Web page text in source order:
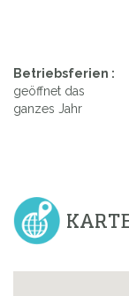
Betriebsferien :
geöffnet das
ganzes Jahr